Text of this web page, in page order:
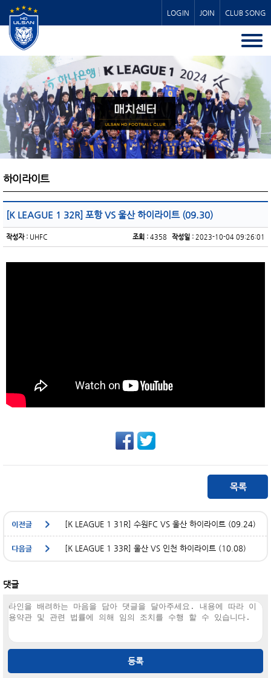
LOGIN JOIN CLUB SONG
하이라이트
[K LEAGUE 1 32R] 포항 VS 울산 하이라이트 (09.30)
작성자 : UHFC 작성일 : 2023-10-04 09:26:01
조회 : 4358
[K LEAGUE 1 31R] 수원FC VS 울산 하이라이트 (09.24)
[K LEAGUE 1 33R] 울산 VS 인천 하이라이트 (10.08)
댓글
등록